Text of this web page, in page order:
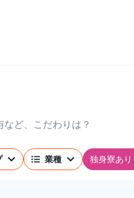
など、こだわりは？
業種 独身寮あり